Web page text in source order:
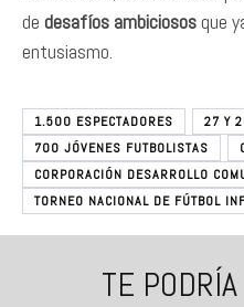
de desafíos ambiciososque
entusiasmo.
1.500 ESPECTADORES
27 Y
700 JÓVENES FUTBOLISTAS
CORPORACIÓN DESARROLLO
TORNEO NACIONAL DE FÚTBOL
TE